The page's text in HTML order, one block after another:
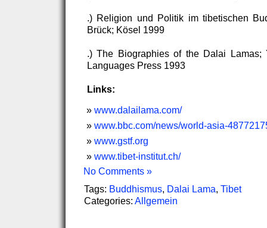
.) Religion und Politik im tibetischen
Brück; Kösel 1999
.) The Biographies of the Dalai Lamas;
Languages Press 1993
Links:
www.dalailama.com/
www.bbc.com/news/world-asia-
www.gstf.org
www.tibet-institut.ch/
No Comments »
Tags: Buddhismus, Dalai Lama, Tibet
Categories: Allgemein